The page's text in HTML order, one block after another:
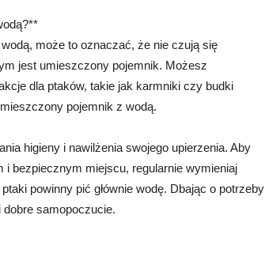
może to oznaczać, że nie czują się
jest umieszczony pojemnik. Możesz
dla ptaków, takie jak karmniki czy budki
pojemnik z wodą.
higieny i nawilżenia swojego upierzenia. Aby
i bezpiecznym miejscu, regularnie wymieniaj
powinny pić głównie wodę. Dbając o potrzeby
samopoczucie.